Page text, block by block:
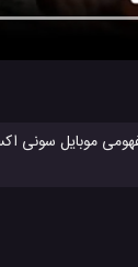
گفته می شود